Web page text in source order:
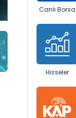
Canlı Borsa
Hisseler